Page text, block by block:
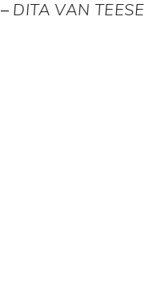
– DITA VAN TEESE